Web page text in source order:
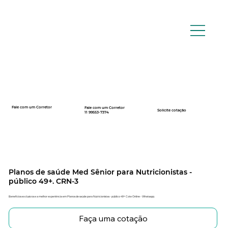
Fale com um Corretor
12 99740-6958
Fale com um Corretor
11 99553-7374
Solicite cotação
Planos de saúde Med Sênior para Nutricionistas -
público 49+. CRN-3
Benefícios exclusivos e a melhor experiência em Planos de saúde para Nutricionistas - público 49+ Cote Online - Whatsapp.
Faça uma cotação